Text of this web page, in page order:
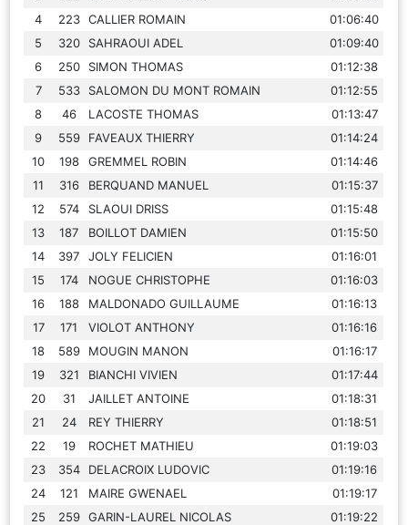
4
223 CALLIER ROMAIN
01:06:40
5
320 SAHRAOUI ADEL
01:09:40
6
250 SIMON THOMAS
01:12:38
7
533 SALOMON DU MONT ROMAIN
01:12:55
8
46 LACOSTE THOMAS
01:13:47
9
559 FAVEAUX THIERRY
01:14:24
10
198 GREMMEL ROBIN
01:14:46
11
316 BERQUAND MANUEL
01:15:37
12
574 SLAOUI DRISS
01:15:48
13
187 BOILLOT DAMIEN
01:15:50
14
397 JOLY FELICIEN
01:16:01
15
174 NOGUE CHRISTOPHE
01:16:03
16
188 MALDONADO GUILLAUME
01:16:13
17
171 VIOLOT ANTHONY
01:16:16
18
589 MOUGIN MANON
01:16:17
19
321 BIANCHI VIVIEN
01:17:44
20
31 JAILLET ANTOINE
01:18:31
21
24 REY THIERRY
01:18:51
22
19 ROCHET MATHIEU
01:19:03
23
354 DELACROIX LUDOVIC
01:19:16
24
121 MAIRE GWENAEL
01:19:17
25
259 GARIN-LAUREL NICOLAS
01:19:22